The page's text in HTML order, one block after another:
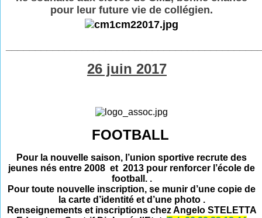
pour leur future vie de collégien.
26 juin 2017
FOOTBALL
Pour la nouvelle saison, l’union sportive recrute des
jeunes nés entre 2008 et 2013 pour renforcer l’école de
football. .
Pour toute nouvelle inscription, se munir d’une copie de
la carte d’identité et d’une photo .
Renseignements et inscriptions chez Angelo STELETTA